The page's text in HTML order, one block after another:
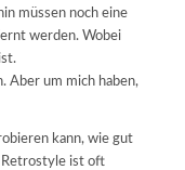
müssen noch eine
werden. Wobei
Aber um mich haben,
kann, wie gut
Retrostyle ist oft